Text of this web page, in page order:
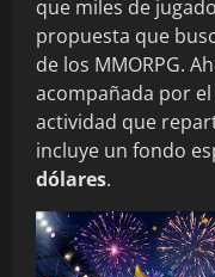
que miles de
propuesta que
de los MMORPG.
acompañada por el
actividad que
incluye un fondo
dólares.